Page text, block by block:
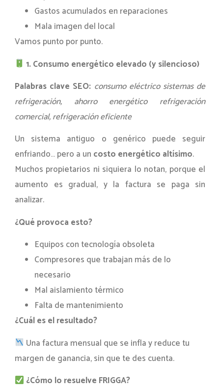
Gastos acumulados en reparaciones
Mala imagen del local
Vamos punto por punto.
1. Consumo energético elevado (y silencioso)
Palabras clave SEO: consumo eléctrico sistemas de
refrigeración, ahorro energético refrigeración
comercial, refrigeración eficiente
Un sistema antiguo o genérico puede seguir
enfriando… pero a un costo energético altísimo.
Muchos propietarios ni siquiera lo notan, porque el
aumento es gradual, y la factura se paga sin
analizar.
¿Qué provoca esto?
Equipos con tecnología obsoleta
Compresores que trabajan más de lo
necesario
Mal aislamiento térmico
Falta de mantenimiento
¿Cuál es el resultado?
Una factura mensual que se infla y reduce tu
margen de ganancia, sin que te des cuenta.
¿Cómo lo resuelve FRIGGA?